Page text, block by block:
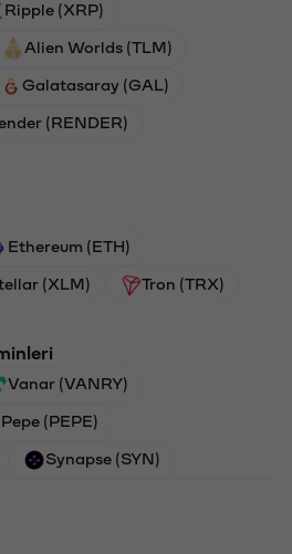
Ripple (XRP)
Alien Worlds (TLM)
Galatasaray (GAL)
(RENDER)
Ethereum (ETH)
(XLM) Tron (TRX)
Vanar (VANRY)
Pepe (PEPE)
Synapse (SYN)